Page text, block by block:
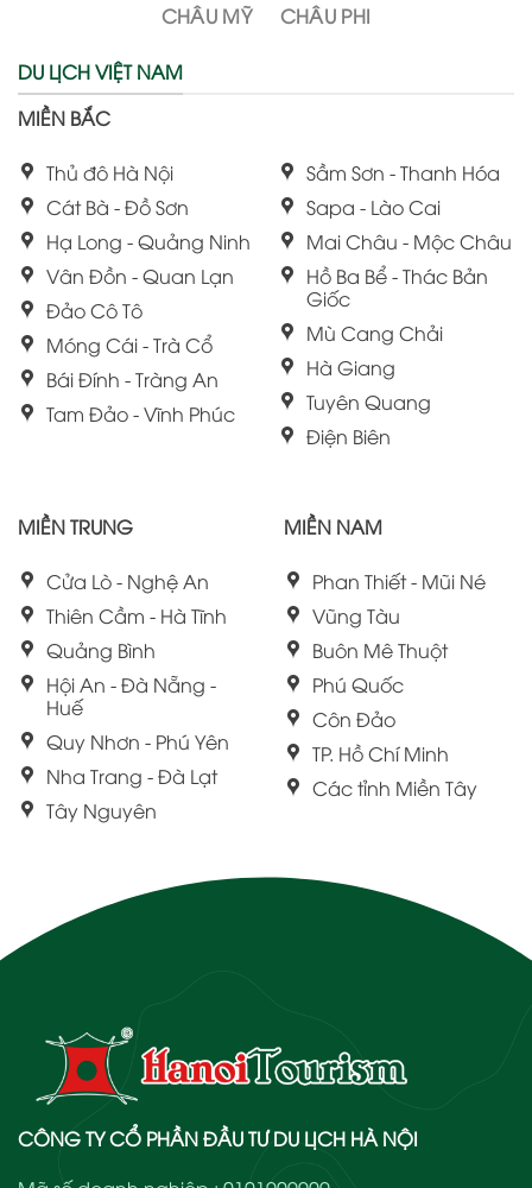
CHÂU MỸ
CHÂU PHI
DU LỊCH VIỆT NAM
MIỀN BẮC
Thủ đô Hà Nội
Cát Bà - Đồ Sơn
Hạ Long - Quảng Ninh
Vân Đồn - Quan Lạn
Đảo Cô Tô
Móng Cái - Trà Cổ
Bái Đính - Tràng An
Tam Đảo - Vĩnh Phúc
Sầm Sơn - Thanh Hóa
Sapa - Lào Cai
Mai Châu - Mộc Châu
Hồ Ba Bể - Thác Bản
Giốc
Mù Cang Chải
Hà Giang
Tuyên Quang
Điện Biên
MIỀN TRUNG
Cửa Lò - Nghệ An
Thiên Cầm - Hà Tĩnh
Quảng Bình
Hội An - Đà Nẵng -
Huế
Quy Nhơn - Phú Yên
Nha Trang - Đà Lạt
Tây Nguyên
MIỀN NAM
Phan Thiết - Mũi Né
Vũng Tàu
Buôn Mê Thuột
Phú Quốc
Côn Đảo
TP. Hồ Chí Minh
Các tỉnh Miền Tây
CÔNG TY CỔ PHẦN ĐẦU TƯ DU LỊCH HÀ NỘI